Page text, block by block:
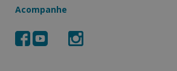
Acompanhe